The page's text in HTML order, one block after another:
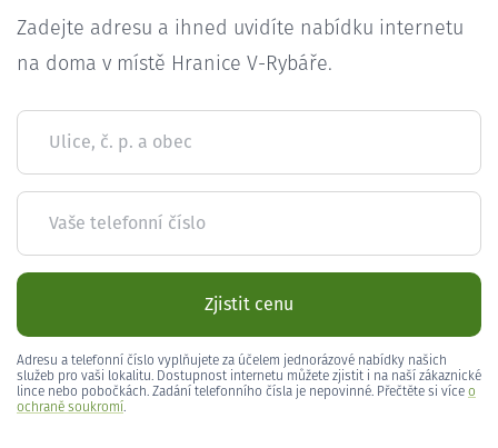
Zadejte adresu a ihned uvidíte nabídku internetu
na doma v místě Hranice V-Rybáře.
Ulice, č. p. a obec
Vaše telefonní číslo
Zjistit cenu
Adresu a telefonní číslo vyplňujete za účelem jednorázové nabídky našich
služeb pro vaši lokalitu. Dostupnost internetu můžete zjistit i na naší zákaznické
lince nebo pobočkách. Zadání telefonního čísla je nepovinné. Přečtěte si více o
ochraně soukromí.